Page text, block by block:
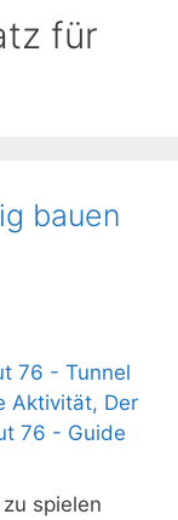
für
bauen
spielen